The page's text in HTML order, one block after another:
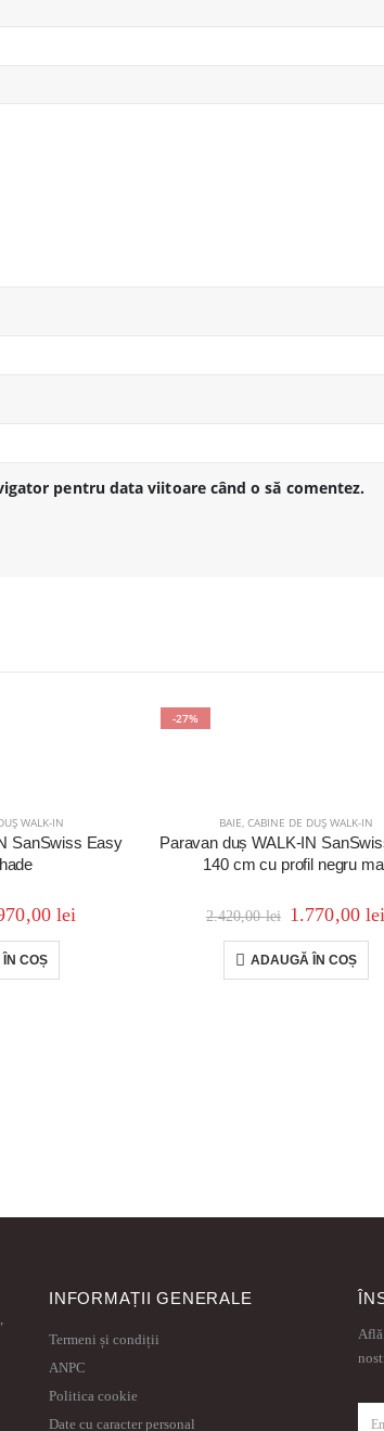
pentru data viitoare când o să comentez.
WALK-IN
SanSwiss Easy
lei
COȘ
-27%
BAIE CABINE DE DUȘ WALK-IN
Paravan duș WALK-IN
140 cm cu profil negru
2.420,00lei 1.770,00
ADAUGĂ ÎN COȘ
INFORMAȚII GENERALE
Termeni și condiții
ANPC
Politica cookie
Date cu caracter personal